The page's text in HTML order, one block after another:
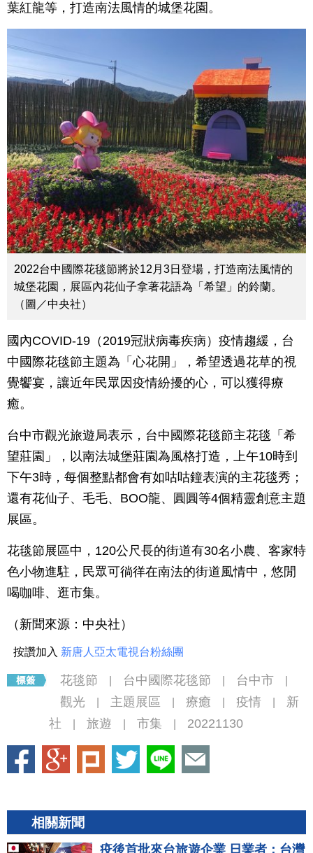
葉紅龍等，打造南法風情的城堡花園。
2022台中國際花毯節將於12月3日登場，打造南法風情的
城堡花園，展區內花仙子拿著花語為「希望」的鈴蘭。
（圖／中央社）
國內COVID-19（2019冠狀病毒疾病）疫情趨緩，台
中國際花毯節主題為「心花開」，希望透過花草的視
覺饗宴，讓近年民眾因疫情紛擾的心，可以獲得療
癒。
台中市觀光旅遊局表示，台中國際花毯節主花毯「希
望莊園」，以南法城堡莊園為風格打造，上午10時到
下午3時，每個整點都會有如咕咕鐘表演的主花毯秀；
還有花仙子、毛毛、BOO龍、圓圓等4個精靈創意主題
展區。
花毯節展區中，120公尺長的街道有30名小農、客家特
色小物進駐，民眾可徜徉在南法的街道風情中，悠閒
喝咖啡、逛市集。
（新聞來源：中央社）
按讚加入 新唐人亞太電視台粉絲團
花毯節 台中國際花毯節 台中市
觀光 主題展區 療癒 疫情
新
社
旅遊 市集 20221130
相關新聞
疫後首批來台旅遊企業 日業者：台灣